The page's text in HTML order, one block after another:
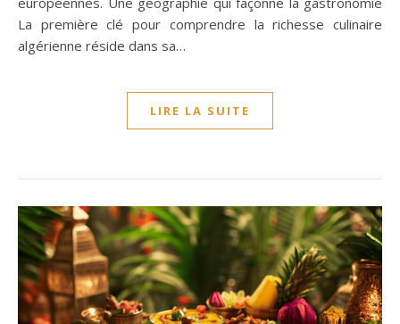
La première clé pour comprendre la richesse culinaire
algérienne réside dans sa…
LIRE LA SUITE